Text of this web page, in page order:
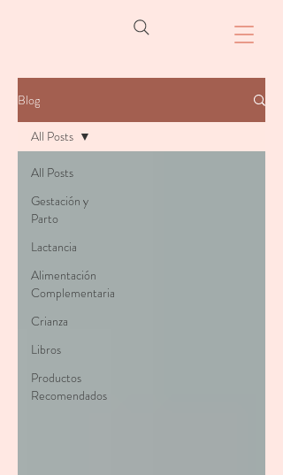
Blog
All Posts
Gestación y
Parto
Lactancia
Alimentación
Complementaria
Crianza
Libros
Productos
Recomendados
All Posts